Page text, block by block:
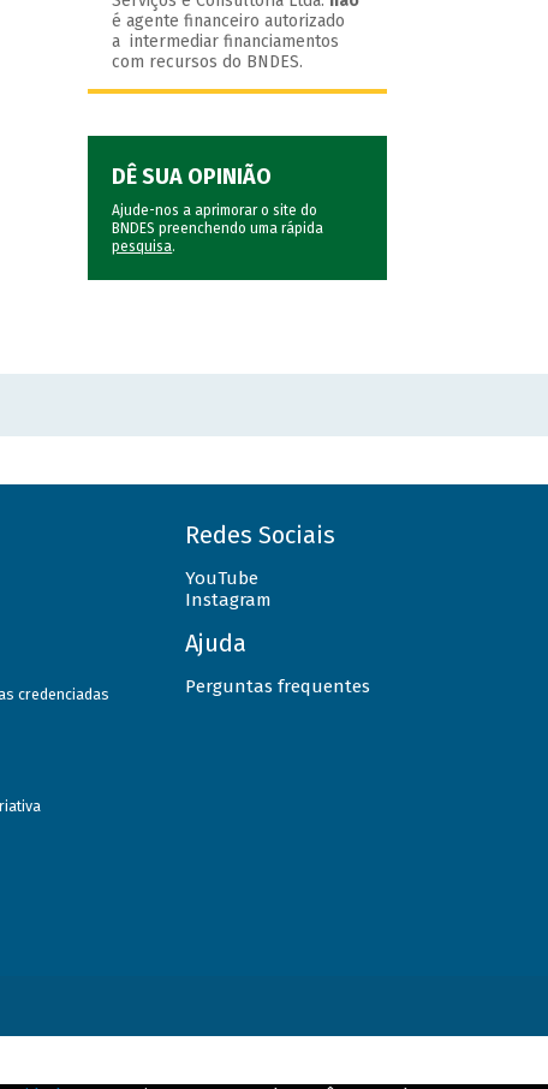
é agente financeiro autorizado
a intermediar financiamentos
com recursos do BNDES.
DÊ SUA OPINIÃO
Ajude-nos a aprimorar o site do
BNDES preenchendo uma rápida
pesquisa.
credenciadas
Redes Sociais
YouTube
Instagram
Ajuda
Perguntas frequentes